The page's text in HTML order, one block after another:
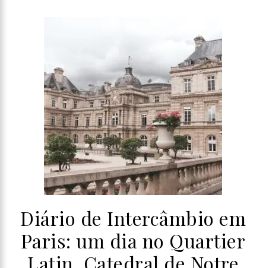
Diário de Intercâmbio em
Paris: um dia no Quartier